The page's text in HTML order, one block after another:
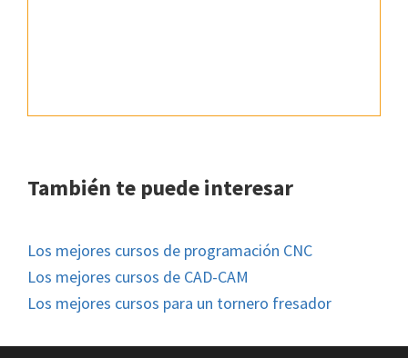
También te puede interesar
Los mejores cursos de programación CNC
Los mejores cursos de CAD-CAM
Los mejores cursos para un tornero fresador